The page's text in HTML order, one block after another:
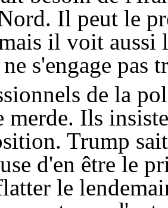
Il peut le
il voit aussi
s'engage pas
de la
merde. Ils
Trump
d'en être le
le